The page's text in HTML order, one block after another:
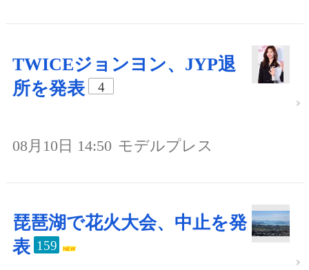
TWICEジョンヨン、JYP退
所を発表
4
08月10日 14:50 モデルプレス
琵琶湖で花火大会、中止を発
表 159